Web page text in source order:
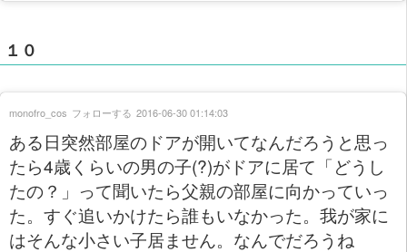
１０
ある日突然部屋のドアが開いてなんだろうと思っ
たら4歳くらいの男の子(?)がドアに居て「どうし
たの？」って聞いたら父親の部屋に向かっていっ
た。すぐ追いかけたら誰もいなかった。我が家に
はそんな小さい子居ません。なんでだろうね
monofro_cos フォローする 2016-06-30 01:14:03